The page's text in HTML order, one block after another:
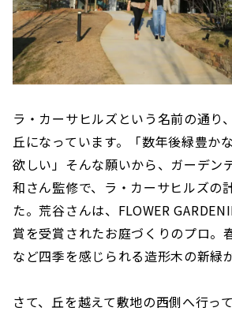
ラ・カーサヒルズという名前の通り
丘になっています。「数年後緑豊か
欲しい」そんな願いから、ガーデン
和さん監修で、ラ・カーサヒルズの
た。荒谷さんは、FLOWER
賞を受賞されたお庭づくりのプロ。
など四季を感じられる造形木の新緑
さて、丘を越えて敷地の西側へ行っ